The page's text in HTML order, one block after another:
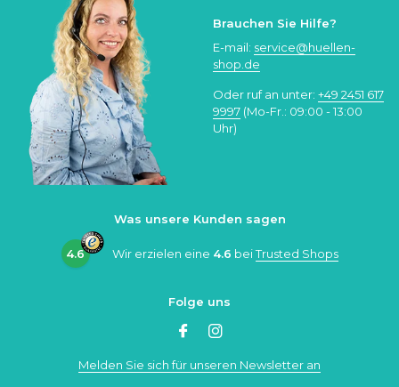
Brauchen Sie Hilfe?
E-mail: service@huellen-
shop.de
Oder ruf an unter: +49 2451 617
9997 (Mo-Fr.: 09:00 - 13:00
Uhr)
Was unsere Kunden sagen
4.6 Wir erzielen eine 4.6 beiTrusted Shops
Folge uns
Melden Sie sich für unseren Newsletter an